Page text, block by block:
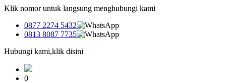
Klik nomor untuk langsung menghubungi kami
0877 2274 5432
0813 8087 7735
Hubungi kami,klik disini
0